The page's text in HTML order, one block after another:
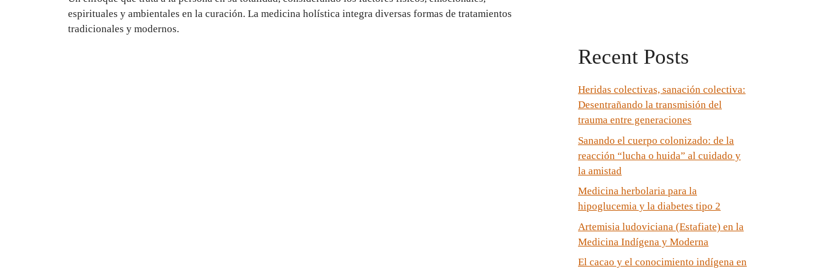
espirituales y ambientales en la curación. La medicina holística integra diversas formas de tratamientos
tradicionales y modernos.
Recent Posts
Heridas colectivas, sanación colectiva:
Desentrañando la transmisión del
trauma entre generaciones
Sanando el cuerpo colonizado: de la
reacción “lucha o huida” al cuidado y
la amistad
Medicina herbolaria para la
hipoglucemia y la diabetes tipo 2
Artemisia ludoviciana (Estafiate) en la
Medicina Indígena y Moderna
El cacao y el conocimiento indígena en